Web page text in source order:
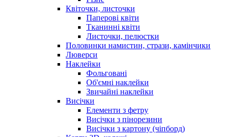
Квіточки, листочки
Паперові квіти
Тканинні квіти
Листочки, пелюстки
Половинки намистин, стрази, камінчики
Люверси
Наклейки
Фольговані
Об'ємні наклейки
Звичайні наклейки
Висічки
Елементи з фетру
Висічки з пінорезини
Висічки з картону (чіпборд)